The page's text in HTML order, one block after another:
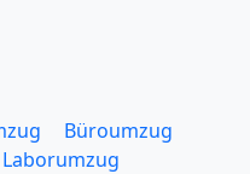
Büroumzug
Laborumzug